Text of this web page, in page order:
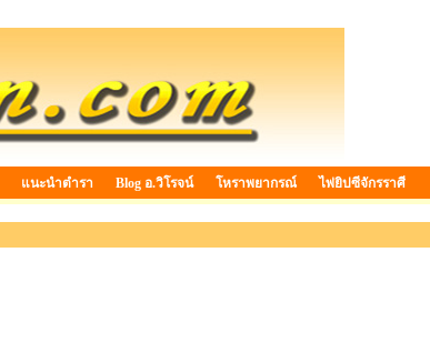
แนะนำตำรา Blog อ.วิโรจน์ โหราพยากรณ์ ไพ่ยิปซีจักรราศี